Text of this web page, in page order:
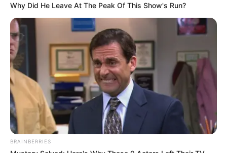
Why Did He Leave At The Peak Of This Show's Run?
BRAINBERRIES